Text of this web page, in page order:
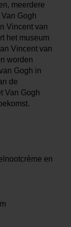
meerdere
Gogh
Vincent van
het museum
Vincent van
worden
Gogh in
de
Van Gogh
en